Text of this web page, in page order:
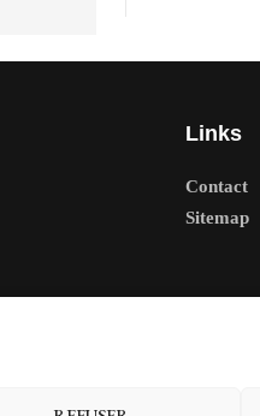
Links
Contact
Sitemap